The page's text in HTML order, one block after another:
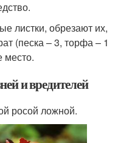
листки, обрезают их,
(песка – 3, торфа – 1
место.
и вредителей
росой ложной.